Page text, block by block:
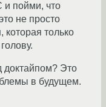
и пойми, что
не просто
которая только
доктайпом? Это
в будущем.